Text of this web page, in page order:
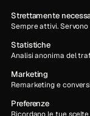
Strettamente
Sempre attivi.
Statistiche
Analisi anonima del
Marketing
Remarketing e
Preferenze